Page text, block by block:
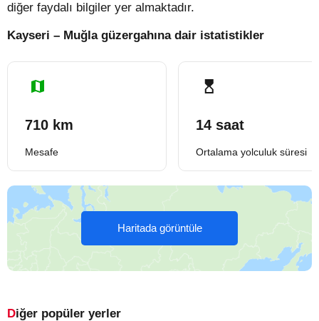
diğer faydalı bilgiler yer almaktadır.
Kayseri – Muğla güzergahına dair istatistikler
710 km
Mesafe
14 saat
Ortalama yolculuk süresi
Haritada görüntüle
Diğer popüler yerler